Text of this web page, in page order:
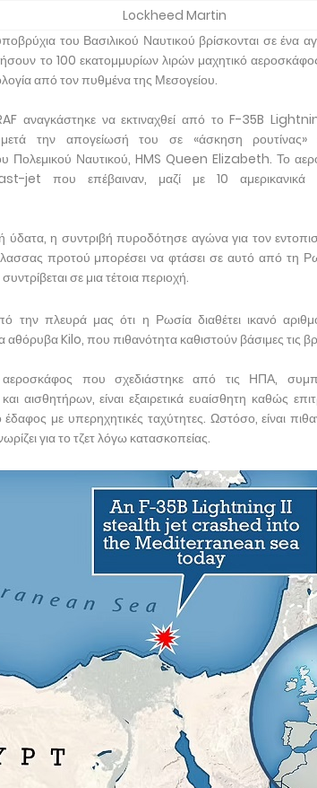
Lockheed Martin
του Βασιλικού Ναυτικού βρίσκονται σε ένα
το 100 εκατομμυρίων λιρών μαχητικό
από τον πυθμένα της Μεσογείου.
αναγκάστηκε να εκτιναχθεί από το F-35B
την απογείωσή του σε «άσκηση
Πολεμικού Ναυτικού, HMS Queen Elizabeth. Το
jet που επέβαιναν, μαζί με 10 αμερικανικά
ύδατα, η συντριβή πυροδότησε αγώνα για τον
προτού μπορέσει να φτάσει σε αυτό από τη
σε μια τέτοια περιοχή.
την πλευρά μας ότι η Ρωσία διαθέτει ικανό
Kilo, που πιθανότητα καθιστούν βάσιμες τις
που σχεδιάστηκε από τις ΗΠΑ,
αισθητήρων, είναι εξαιρετικά ευαίσθητη καθώς
με υπερηχητικές ταχύτητες. Ωστόσο, είναι
για το τζετ λόγω κατασκοπείας.